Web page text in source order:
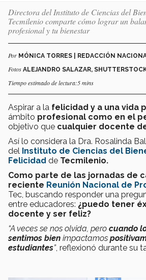
Directora del Instituto de Ciencias del
Tecmilenio comparte cómo lograr un
profesional y tu bienestar
Por MÓNICA TORRES | REDACCIÓN
Fotos ALEJANDRO SALAZAR,
Tiempo estimado de lectura:5 mins
Aspirar a la felicidad y a una vida
ámbito profesional como en el
objetivo que cualquier docente
Así lo considera la Dra. Rosalinda
del Instituto de Ciencias del
Felicidad de Tecmilenio.
Como parte de las jornadas de
reciente Reunión Nacional de
Tec, buscando responder una
entre educadores: ¿puedo tener
docente y ser feliz?
“A veces se nos olvida, pero cuando
sentimos bien impactamos
estudiantes”, reflexionó durante su